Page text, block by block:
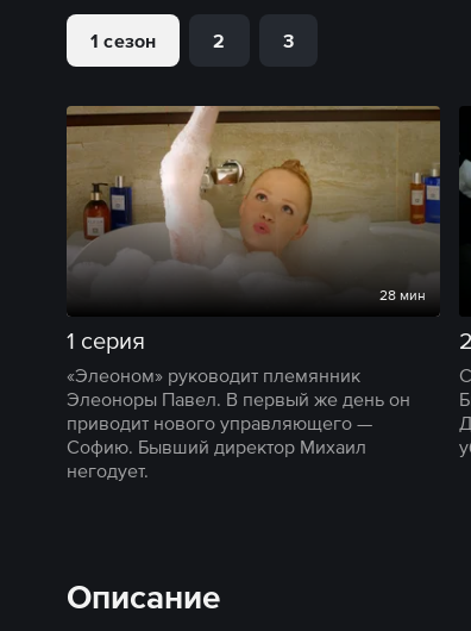
1 сезон 2 3
28 мин
1 серия
«Элеоном» руководит племянник
Элеоноры Павел. В первый же день он
приводит нового управляющего —
Софию. Бывший директор Михаил
негодует.
Описание